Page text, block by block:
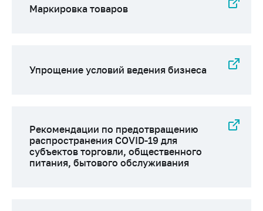
Маркировка товаров
Упрощение условий ведения бизнеса
Рекомендации по предотвращению
распространения COVID-19 для
субъектов торговли, общественного
питания, бытового обслуживания